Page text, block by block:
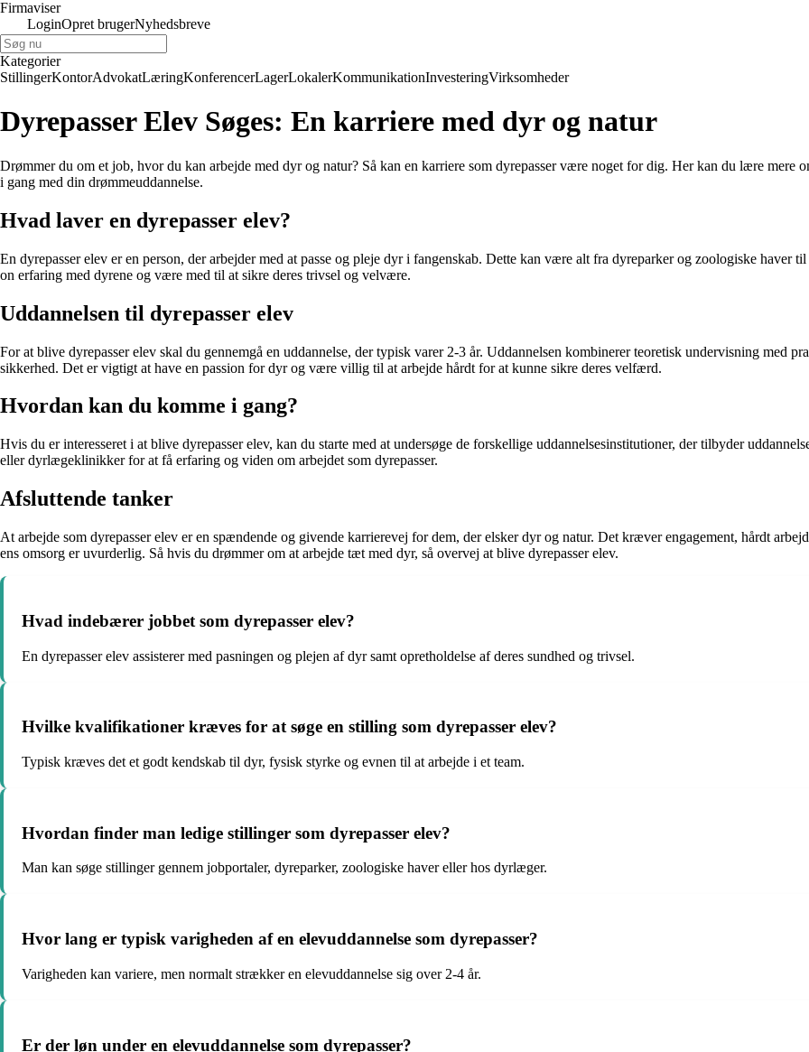
Firmaviser
LoginOpret brugerNyhedsbreve
Kategorier
StillingerKontorAdvokatLæringKonferencerLagerLokalerKommunikationInvesteringVirksomheder
Dyrepasser Elev Søges: En karriere med dyr og natur
Drømmer du om et job, hvor du kan arbejde med dyr og natur? Så kan en karriere som dyrepasser være noget for dig. Her kan du lære mere
i gang med din drømmeuddannelse.
Hvad laver en dyrepasser elev?
En dyrepasser elev er en person, der arbejder med at passe og pleje dyr i fangenskab. Dette kan være alt fra dyreparker og zoologiske
on erfaring med dyrene og være med til at sikre deres trivsel og velvære.
Uddannelsen til dyrepasser elev
For at blive dyrepasser elev skal du gennemgå en uddannelse, der typisk varer 2-3 år. Uddannelsen kombinerer teoretisk undervisning
sikkerhed. Det er vigtigt at have en passion for dyr og være villig til at arbejde hårdt for at kunne sikre deres velfærd.
Hvordan kan du komme i gang?
Hvis du er interesseret i at blive dyrepasser elev, kan du starte med at undersøge de forskellige uddannelsesinstitutioner, der tilbyder
eller dyrlægeklinikker for at få erfaring og viden om arbejdet som dyrepasser.
Afsluttende tanker
At arbejde som dyrepasser elev er en spændende og givende karrierevej for dem, der elsker dyr og natur. Det kræver engagement, hårdt
ens omsorg er uvurderlig. Så hvis du drømmer om at arbejde tæt med dyr, så overvej at blive dyrepasser elev.
Hvad indebærer jobbet som dyrepasser elev?
En dyrepasser elev assisterer med pasningen og plejen af dyr samt opretholdelse af deres sundhed og trivsel.
Hvilke kvalifikationer kræves for at søge en stilling som dyrepasser elev?
Typisk kræves det et godt kendskab til dyr, fysisk styrke og evnen til at arbejde i et team.
Hvordan finder man ledige stillinger som dyrepasser elev?
Man kan søge stillinger gennem jobportaler, dyreparker, zoologiske haver eller hos dyrlæger.
Hvor lang er typisk varigheden af en elevuddannelse som dyrepasser?
Varigheden kan variere, men normalt strækker en elevuddannelse sig over 2-4 år.
Er der løn under en elevuddannelse som dyrepasser?